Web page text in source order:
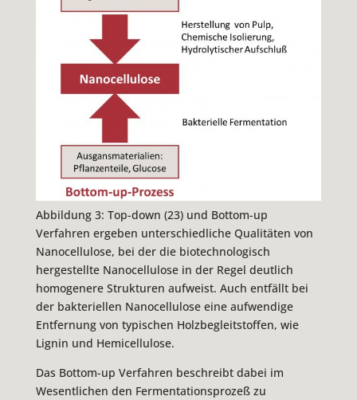
Abbildung 3: Top-down (23) und Bottom-up
Verfahren ergeben unterschiedliche Qualitäten von
Nanocellulose, bei der die biotechnologisch
hergestellte Nanocellulose in der Regel deutlich
homogenere Strukturen aufweist. Auch entfällt bei
der bakteriellen Nanocellulose eine aufwendige
Entfernung von typischen Holzbegleitstoffen, wie
Lignin und Hemicellulose.
Das Bottom-up Verfahren beschreibt dabei im
Wesentlichen den Fermentationsprozeß zu